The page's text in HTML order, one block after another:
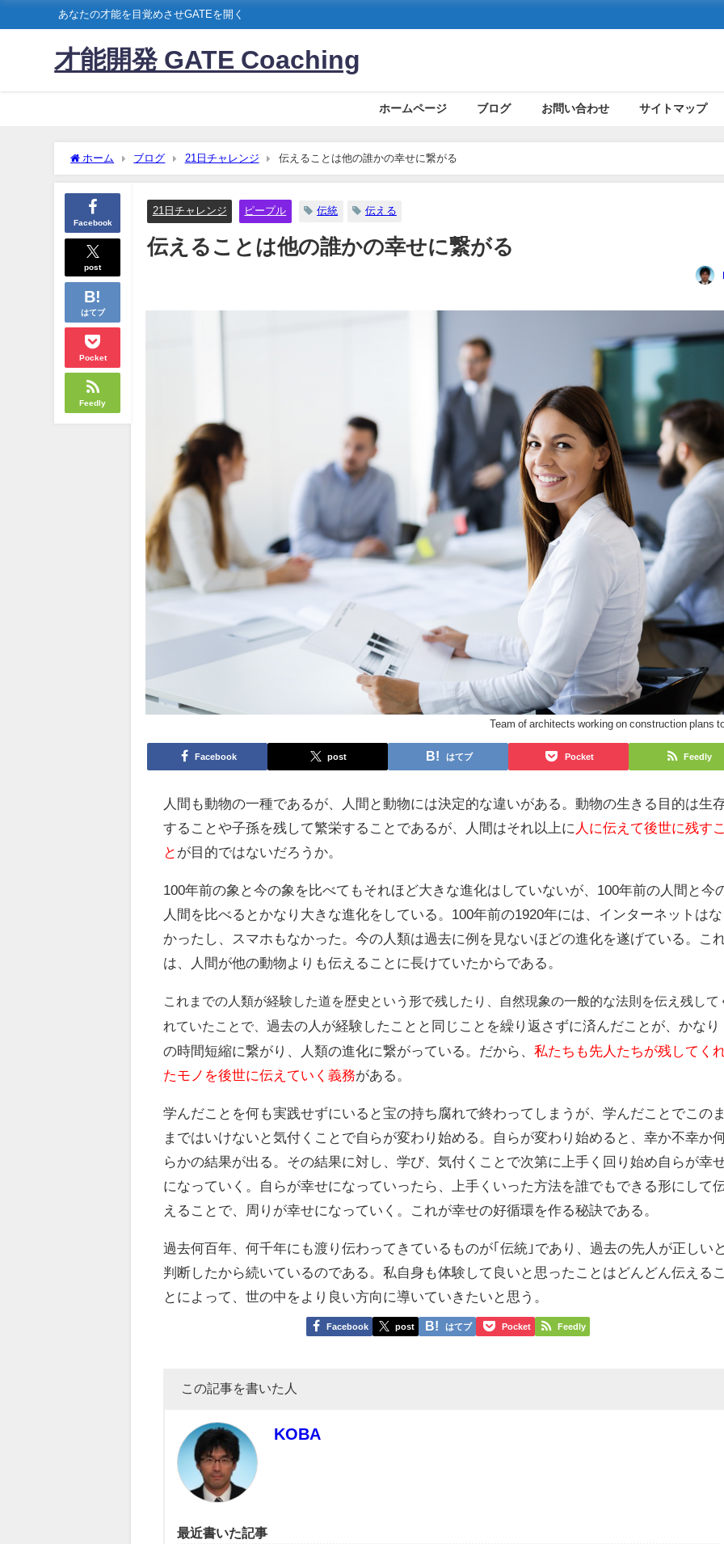
あなたの才能を目覚めさせGATEを開く
才能開発 GATE Coaching
ホームページ ブログ お問い合わせ サイトマップ
ホーム ブログ 21日チャレンジ 伝えることは他の誰かの幸せに繋がる
Facebook
post
はてブ
Pocket
Feedly
21日チャレンジ ピープル 伝統 伝える
伝えることは他の誰かの幸せに繋がる
Team of architects working on construction plans
Facebook post はてブ Pocket Feedly
人間も動物の一種であるが、人間と動物には決定的な違いがある。動物の生きる目的は生
することや子孫を残して繁栄することであるが、人間はそれ以上に 人に伝えて後世に残す
と が目的ではないだろうか。
100年前の象と今の象を比べてもそれほど大きな進化はしていないが、100年前の人間と今
人間を比べるとかなり大きな進化をしている。100年前の1920年には、インターネットはな
かったし、スマホもなかった。今の人類は過去に例を見ないほどの進化を遂げている。こ
は、人間が他の動物よりも伝えることに長けていたからである。
これまでの人類が経験した道を歴史という形で残したり、自然現象の一般的な法則を伝え残して
れていたことで、過去の人が経験したことと同じことを繰り返さずに済んだことが、かなり
の時間短縮に繋がり、人類の進化に繋がっている。だから、私たちも先人たちが残してく
たモノを後世に伝えていく義務がある。
学んだことを何も実践せずにいると宝の持ち腐れで終わってしまうが、学んだことでこの
まではいけないと気付くことで自らが変わり始める。自らが変わり始めると、幸か不幸か
らかの結果が出る。その結果に対し、学び、気付くことで次第に上手く回り始め自らが幸
になっていく。自らが幸せになっていったら、上手くいった方法を誰でもできる形にして
えることで、周りが幸せになっていく。これが幸せの好循環を作る秘訣である。
過去何百年、何千年にも渡り伝わってきているものが｢伝統｣であり、過去の先人が正しい
判断したから続いているのである。私自身も体験して良いと思ったことはどんどん伝える
とによって、世の中をより良い方向に導いていきたいと思う。
Facebook post はてブ Pocket Feedly
この記事を書いた人
KOBA
最近書いた記事